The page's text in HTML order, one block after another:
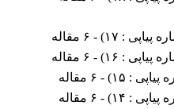
) - ۶ مقاله
) - ۶ مقاله
) - ۶ مقاله
) - ۶ مقاله